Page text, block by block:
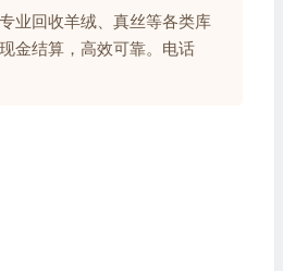
业回收羊绒、真丝等各类库
金结算，高效可靠。电话